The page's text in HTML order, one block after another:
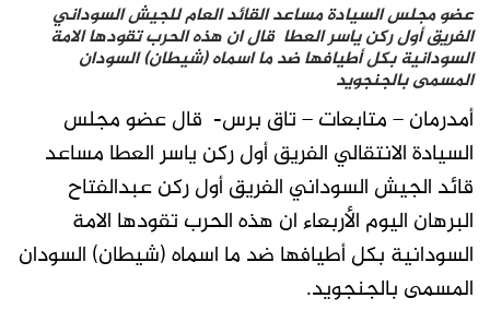
عضو مجلس السيادة مساعد القائد العام للجيش السوداني
الفريق أول ركن ياسر العطا قال ان هذه الحرب تقودها الامة
السودانية بكل أطيافها ضد ما اسماه (شيطان) السودان
المسمى بالجنجويد
أمدرمان – متابعات – تاق برس- قال عضو مجلس
السيادة الانتقالي الفريق أول ركن ياسر العطا مساعد
قائد الجيش السوداني الفريق أول ركن عبدالفتاح
البرهان اليوم الأربعاء ان هذه الحرب تقودها الامة
السودانية بكل أطيافها ضد ما اسماه (شيطان) السودان
المسمى بالجنجويد.